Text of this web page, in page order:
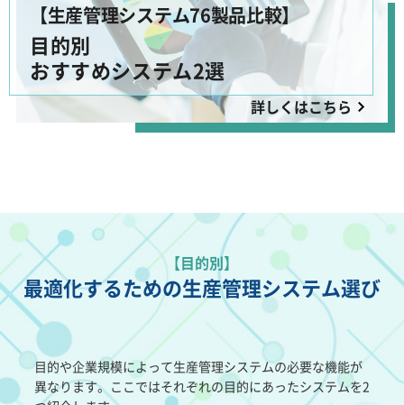
【生産管理システム76製品比較】
目的別
おすすめシステム2選
詳しくはこちら
【目的別】
最適化するための生産管理システム選び
目的や企業規模によって生産管理システムの必要な機能が
異なります。ここではそれぞれの目的にあったシステムを2